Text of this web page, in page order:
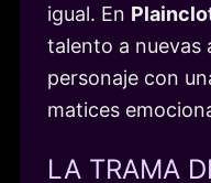
igual. En
talento a nuevas
personaje con
matices
LA TRAMA